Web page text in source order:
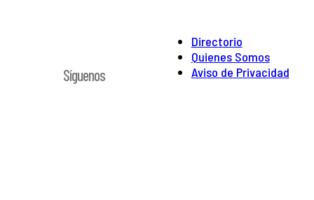
Directorio
Quienes Somos
Aviso de Privacidad
Síguenos